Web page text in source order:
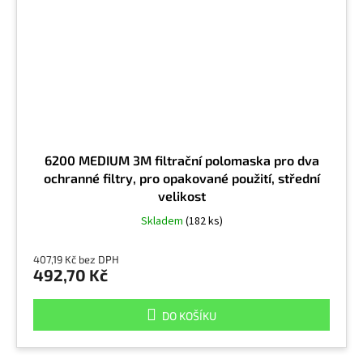
6200 MEDIUM 3M filtrační polomaska pro dva
ochranné filtry, pro opakované použití, střední
velikost
Skladem (182 ks)
407,19 Kč bez DPH
492,70 Kč
DO KOŠÍKU